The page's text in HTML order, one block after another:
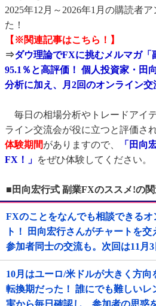
2025年12月～2026年1月の購読者
た！
【※関連記事はこちら！】
⇒ダウ理論でFXに挑むメルマガ
95.1％と高評価！ 個人投資家・田
分析に加え、月2回のオンライン交
毎日の相場分析やトレードアイ
ライン交流会が役に立つと評価さ
体験期間がありますので、
「田向
FX！」 をぜひ体験してください。
■田向宏行式 副業FXのススメ!の
FXのことをなんでも相談できる
ト！ 田向宏行さんがチャートを交
参加者同士の交流も。次回は11月
10月はユーロ/米ドルが大きく方
転換期だった！ 誰にでも難しいレ